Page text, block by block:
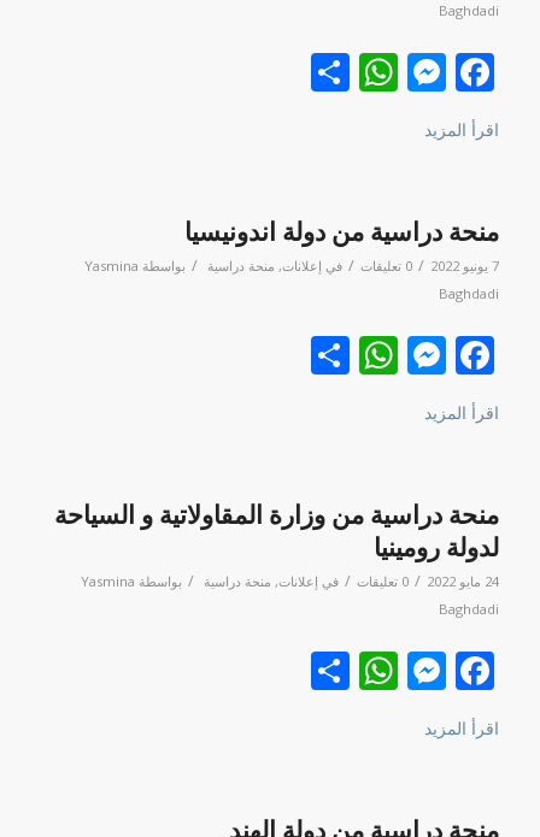
Baghdadi
Facebook
Messenger
WhatsApp
نشر
اقرأ المزيد
منحة دراسية من دولة اندونيسيا
7 يونيو 2022 / 0 تعليقات / في إعلانات, منحة دراسية / بواسطة Yasmina
Baghdadi
Facebook
Messenger
WhatsApp
نشر
اقرأ المزيد
منحة دراسية من وزارة المقاولاتية و السياحة
لدولة رومينيا
24 مايو 2022 / 0 تعليقات / في إعلانات, منحة دراسية / بواسطة Yasmina
Baghdadi
Facebook
Messenger
WhatsApp
نشر
اقرأ المزيد
منحة دراسية من دولة الهند